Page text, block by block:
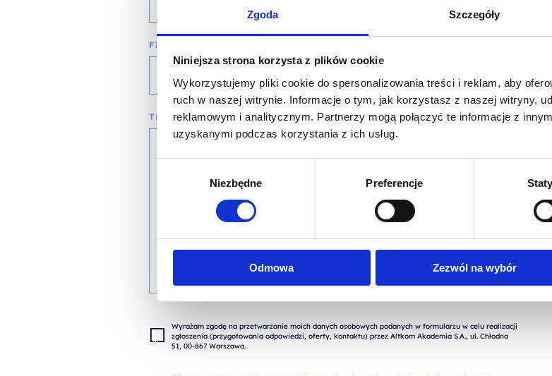
Zgoda Szczegóły
Niniejsza strona korzysta z plików cookie
Wykorzystujemy pliki cookie do spersonalizowania treści i reklam, aby
ruch w naszej witrynie. Informacje o tym, jak korzystasz z naszej witryny,
reklamowym i analitycznym. Partnerzy mogą połączyć te informacje z
uzyskanymi podczas korzystania z ich usług.
Niezbędne Preferencje
Odmowa Zezwól na wybór
FIRMA
TREŚĆ WIADOMOŚCI*
Wyrażam zgodę na przetwarzanie moich danych osobowych podanych w formularzu w celu realizacji
zgłoszenia (przygotowania odpowiedzi, oferty, kontaktu) przez Altkom Akademia S.A., ul. Chłodna